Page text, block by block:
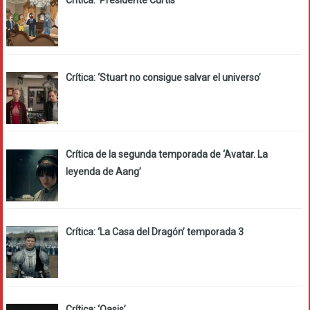
Crítica: ‘Stuart no consigue salvar el universo’
Crítica de la segunda temporada de ‘Avatar. La
leyenda de Aang’
Crítica: ‘La Casa del Dragón’ temporada 3